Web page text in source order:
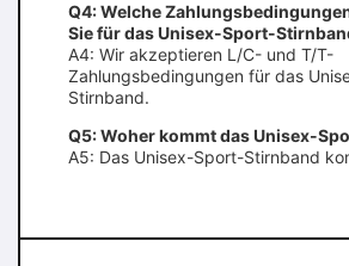
Q4: Welche
Sie für das Unisex-Sport-
A4: Wir akzeptieren L/C- und T/T-
Zahlungsbedingungen für das
Stirnband.
Q5: Woher kommt das Unisex-
A5: Das Unisex-Sport-Stirnband